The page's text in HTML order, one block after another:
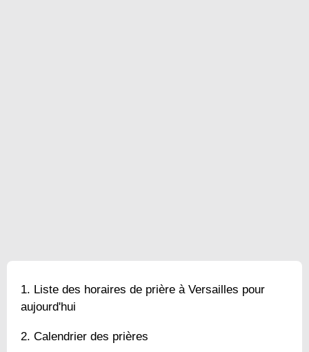
Liste des horaires de prière à Versailles pour
aujourd'hui
Calendrier des prières